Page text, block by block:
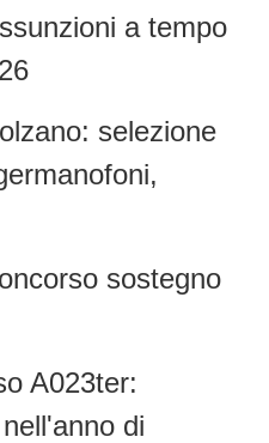
a tempo
selezione
sostegno
A023ter:
di